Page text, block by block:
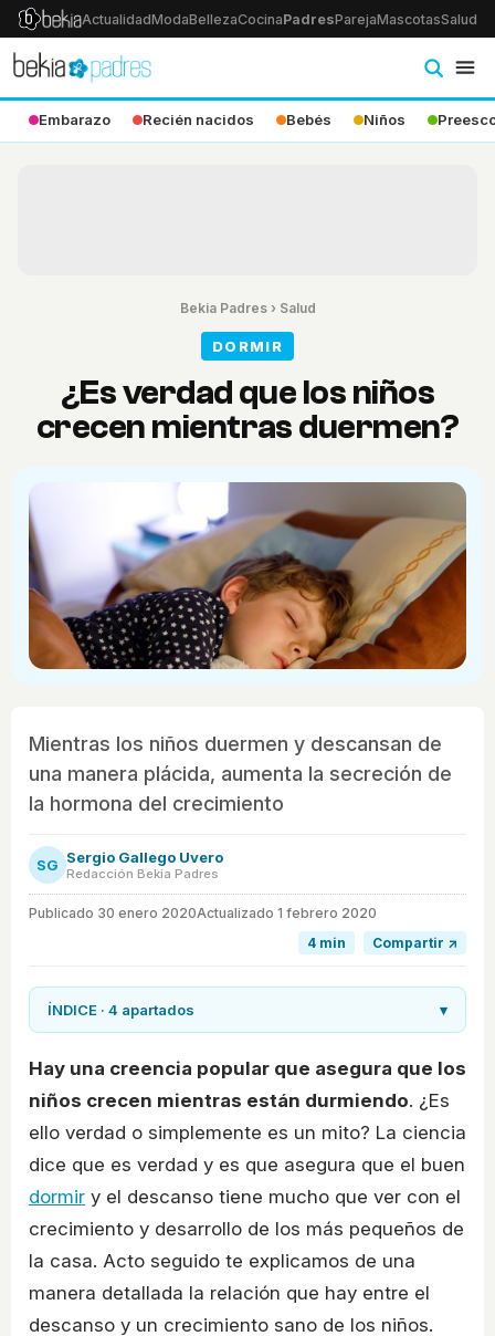
ActualidadModaBellezaCocinaPadresParejaMascotasSalud
Embarazo Recién nacidos Bebés Niños
Bekia Padres› Salud
DORMIR
¿Es verdad que los niños
crecen mientras duermen?
Mientras los niños duermen y descansan de
una manera plácida, aumenta la secreción de
la hormona del crecimiento
SG Sergio Gallego Uvero
Redacción Bekia Padres
Publicado 30 enero 2020Actualizado 1 febrero 2020
4 min
Compartir ↗
ÍNDICE · 4 apartados ▾
Hay una creencia popular que asegura que los
niños crecen mientras están durmiendo. ¿Es
ello verdad o simplemente es un mito? La ciencia
dice que es verdad y es que asegura que el buen
dormir y el descanso tiene mucho que ver con el
crecimiento y desarrollo de los más pequeños de
la casa. Acto seguido te explicamos de una
manera detallada la relación que hay entre el
descanso y un crecimiento sano de los niños.